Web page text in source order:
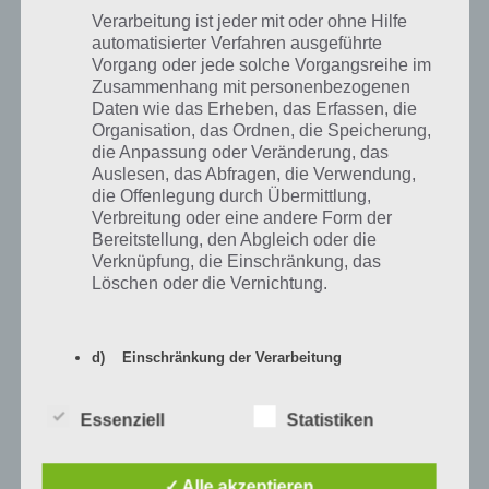
Technik. Wenn du dies einsetzt, zieht Musikeln Verstand 2 Herzen
ab. Gleichzeitig können dies aber auch deine Feinde mit dir machen.
Daher solltest du gekonnt auch deine Superhelden wechseln. Da du
in der Runde aber keinen Angriff setzen kannst, muss dies gut
überlegt sein. Wichtiger ist es die eigenen Helden zu verbessern.
Dazu gehst du ins Kämpfer-Management (unten rechts auf den
Pokal und dann links im Menü das dritte Icon). Hier kannst du gegen
endliche Steine deinen Superhelden verbessern. Dadurch bekommt
dieser ein weiteres Herz. Endliche Steine bekommst du durch
gewonnene Kämpfe. Da jeder Held, der Herzen verloren hat, geheilt
werden muss, solltest du weitere Superhelden freischalten, um
Verarbeitung ist jeder mit oder ohne Hilfe
automatisierter Verfahren ausgeführte
Vorgang oder jede solche Vorgangsreihe im
Zusammenhang mit personenbezogenen
Daten wie das Erheben, das Erfassen, die
Organisation, das Ordnen, die Speicherung,
die Anpassung oder Veränderung, das
Auslesen, das Abfragen, die Verwendung,
die Offenlegung durch Übermittlung,
Verbreitung oder eine andere Form der
Bereitstellung, den Abgleich oder die
Verknüpfung, die Einschränkung, das
Löschen oder die Vernichtung.
d) Einschränkung der Verarbeitung
Einschränkung der Verarbeitung ist die
Markierung gespeicherter
Essenziell Statistiken